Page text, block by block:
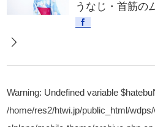
うなじ・首筋の
Warning: Undefined variable
/home/res2/htwi.jp/public_html/